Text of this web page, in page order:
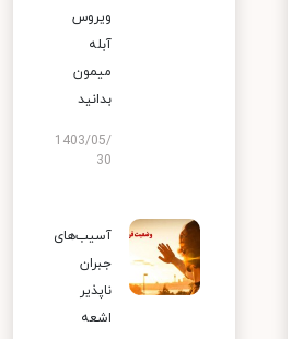
ویروس
آبله
میمون
بدانید
1403/05/
30
آسیب‌های
جبران
ناپذیر
اشعه